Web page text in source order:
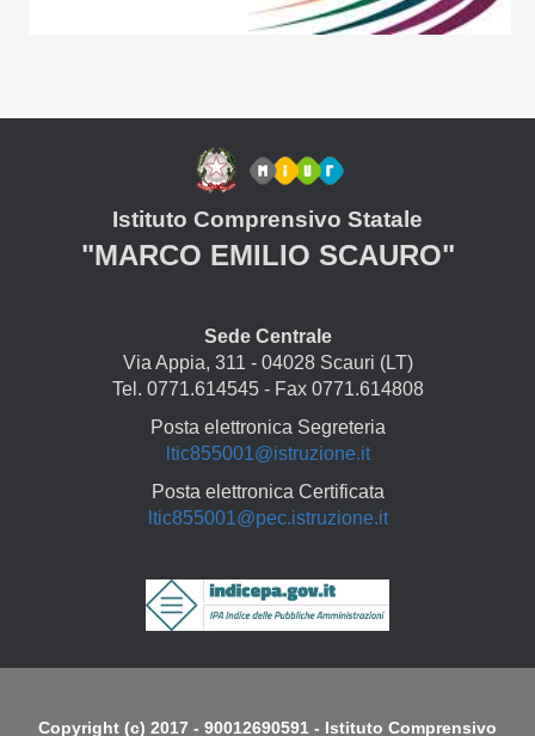
Istituto Comprensivo Statale
"MARCO EMILIO SCAURO"
Sede Centrale
Via Appia, 311 - 04028 Scauri (LT)
Tel. 0771.614545 - Fax 0771.614808
Posta elettronica Segreteria
ltic855001@istruzione.it
Posta elettronica Certificata
ltic855001@pec.istruzione.it
Copyright (c) 2017 - 90012690591 - Istituto Comprensivo